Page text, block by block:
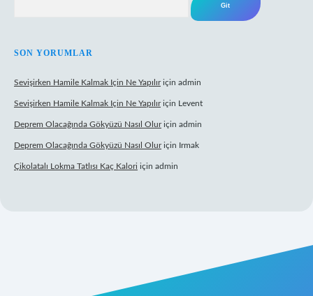
SON YORUMLAR
Sevişirken Hamile Kalmak Için Ne Yapılıriçin admin
Sevişirken Hamile Kalmak Için Ne Yapılıriçin Levent
Deprem Olacağında Gökyüzü Nasıl Oluriçin admin
Deprem Olacağında Gökyüzü Nasıl Oluriçin Irmak
Çikolatalı Lokma Tatlısı Kaç Kalori için admin